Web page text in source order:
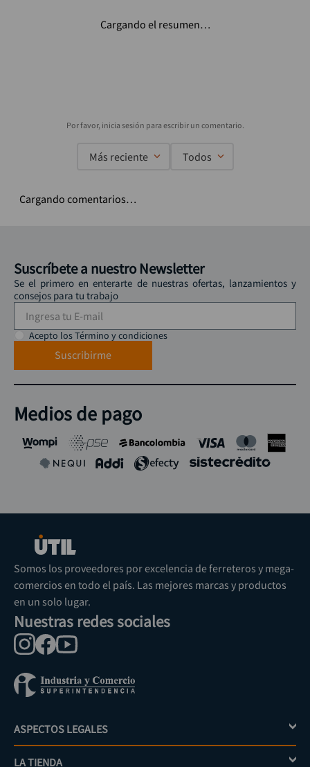
Cargando el resumen…
Más reciente Todos
Cargando comentarios…
Suscríbete a nuestro Newsletter
Se el primero en enterarte de nuestras ofertas, lanzamientos y
consejos para tu trabajo
Acepto los Término y condiciones
Suscribirme
Medios de pago
Somos los proveedores por excelencia de ferreteros y mega-
comercios en todo el país. Las mejores marcas y productos
en un solo lugar.
Nuestras redes sociales
ASPECTOS LEGALES +
LA TIENDA +